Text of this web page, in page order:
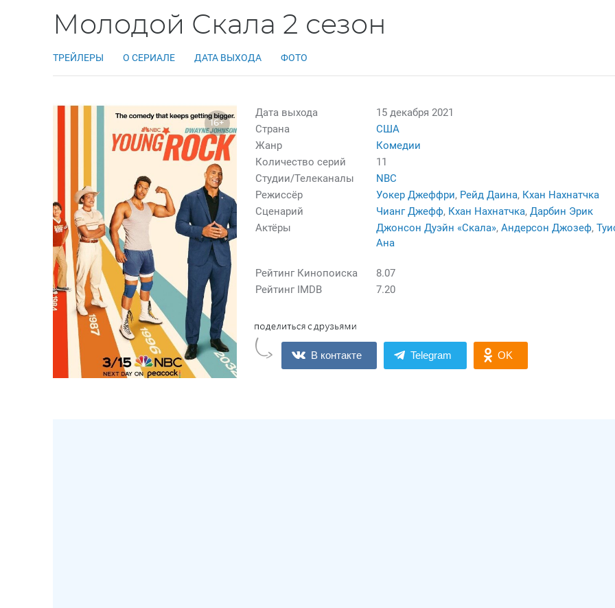
Молодой Скала 2 сезон
ТРЕЙЛЕРЫ О СЕРИАЛЕ ДАТА ВЫХОДА ФОТО
16+
Дата выхода
15 декабря 2021
Страна
США
Жанр
Комедии
Количество серий
11
Студии/Телеканалы
NBC
Режиссёр
Уокер Джеффри, Рейд Даина, Кхан Нахнатчка
Сценарий
Чианг Джефф, Кхан Нахнатчка, Дарбин Эрик
Актёры
Джонсон Дуэйн «Скала»,Андерсон Джозеф,
Ана
Рейтинг Кинопоиска
8.07
Рейтинг IMDB
7.20
В контакте Telegram OK